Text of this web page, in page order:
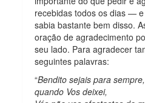
recebidas todos os dias — e
sabia bastante bem disso.
oração de agradecimento
seu lado. Para agradecer
seguintes palavras:
“Bendito sejais para
quando Vos deixei,